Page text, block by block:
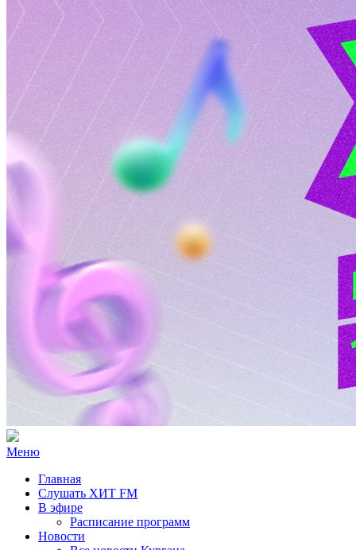
Меню
Главная
Слушать ХИТ FM
В эфире
Расписание программ
Новости